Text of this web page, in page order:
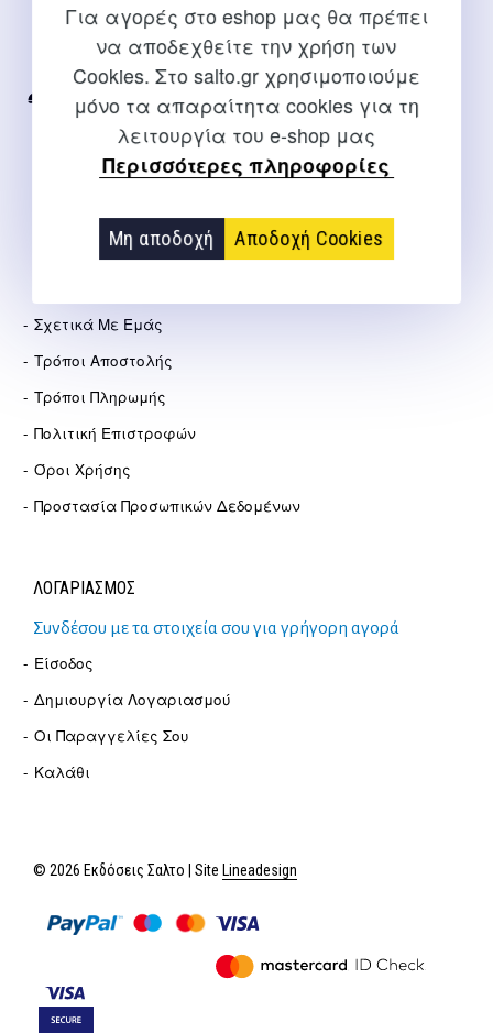
Για αγορές στο eshop μας θα πρέπει
να αποδεχθείτε την χρήση των
Cookies. Στο salto.gr χρησιμοποιούμε
μόνο τα απαραίτητα cookies για τη
λειτουργία του e-shop μας
Περισσότερες πληροφορίες
Μη αποδοχή Αποδοχή Cookies
Για διευκρινίσεις και υποστήριξη παραγγελιών μέσω του
2310 267108
info@salto.gr
Σχετικά Με Εμάς
Τρόποι Αποστολής
Τρόποι Πληρωμής
Πολιτική Επιστροφών
Όροι Χρήσης
Προστασία Προσωπικών Δεδομένων
ΛΟΓΑΡΙΑΣΜΟΣ
Συνδέσου με τα στοιχεία σου για γρήγορη αγορά
Είσοδος
Δημιουργία Λογαριασμού
Οι Παραγγελίες Σου
Καλάθι
© 2026 Εκδόσεις Σαλτο | Site Lineadesign